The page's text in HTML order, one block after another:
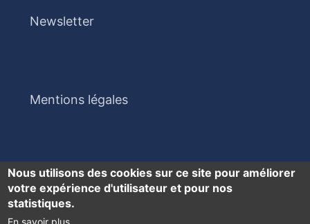
Newsletter
Mentions légales
Nous utilisons des cookies sur ce site pour améliorer
votre expérience d'utilisateur et pour nos
statistiques.
En savoir plus